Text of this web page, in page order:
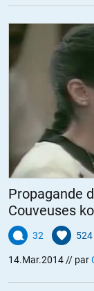
Propagande
Couveuses
32 524
14.Mar.2014 // par